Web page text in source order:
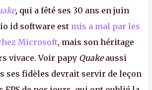
, qui a fêté ses 30 ans en juin
id software est mis a mal par les
Microsoft, mais son héritage
vivace. Voir papy Quakeaussi
ses fidèles devrait servir de leçon